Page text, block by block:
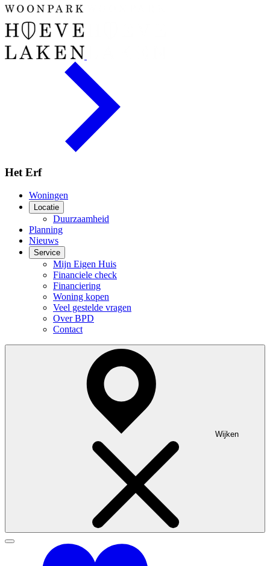
Het Erf
Woningen
Locatie
Duurzaamheid
Planning
Nieuws
Service
Mijn Eigen Huis
Financiele check
Financiering
Woning kopen
Veel gestelde vragen
Over BPD
Contact
Wijken